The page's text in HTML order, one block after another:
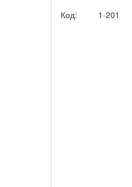
Код: 1-201